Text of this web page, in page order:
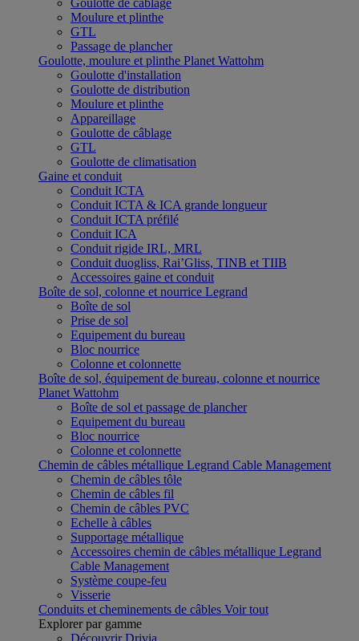
Goulotte de câblage
Moulure et plinthe
GTL
Passage de plancher
Goulotte, moulure et plinthe Planet Wattohm
Goulotte d'installation
Goulotte de distribution
Moulure et plinthe
Appareillage
Goulotte de câblage
GTL
Goulotte de climatisation
Gaine et conduit
Conduit ICTA
Conduit ICTA & ICA grande longueur
Conduit ICTA préfilé
Conduit ICA
Conduit rigide IRL, MRL
Conduit duogliss, Rai’Gliss, TINB et TIIB
Accessoires gaine et conduit
Boîte de sol, colonne et nourrice Legrand
Boîte de sol
Prise de sol
Equipement du bureau
Bloc nourrice
Colonne et colonnette
Boîte de sol, équipement de bureau, colonne et nourrice
Planet Wattohm
Boîte de sol et passage de plancher
Equipement du bureau
Bloc nourrice
Colonne et colonnette
Chemin de câbles métallique Legrand Cable Management
Chemin de câbles tôle
Chemin de câbles fil
Chemin de câbles PVC
Echelle à câbles
Supportage métallique
Accessoires chemin de câbles métallique Legrand
Cable Management
Système coupe-feu
Visserie
Conduits et cheminements de câbles Voir tout
Explorer par gamme
Découvrir Drivia